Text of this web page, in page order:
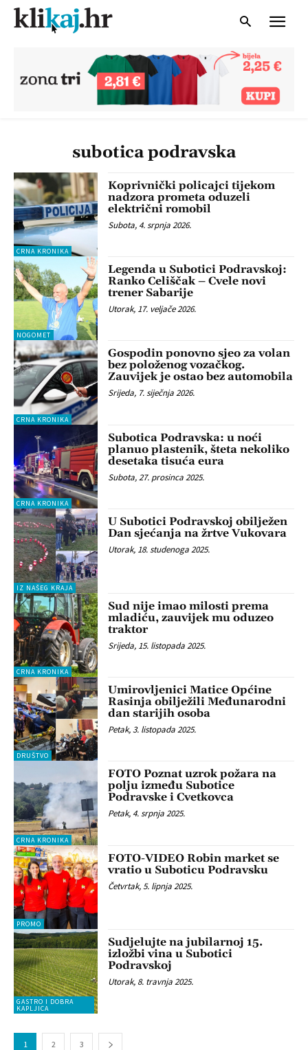
subotica podravska
CRNA KRONIKA
Koprivnički policajci tijekom
nadzora prometa oduzeli
električni romobil
Subota, 4. srpnja 2026.
NOGOMET
Legenda u Subotici Podravskoj:
Ranko Celiščak – Cvele novi
trener Sabarije
Utorak, 17. veljače 2026.
CRNA KRONIKA
Gospodin ponovno sjeo za volan
bez položenog vozačkog.
Zauvijek je ostao bez automobila
Srijeda, 7. siječnja 2026.
CRNA KRONIKA
Subotica Podravska: u noći
planuo plastenik, šteta nekoliko
desetaka tisuća eura
Subota, 27. prosinca 2025.
IZ NAŠEG KRAJA
U Subotici Podravskoj obilježen
Dan sjećanja na žrtve Vukovara
Utorak, 18. studenoga 2025.
CRNA KRONIKA
Sud nije imao milosti prema
mladiću, zauvijek mu oduzeo
traktor
Srijeda, 15. listopada 2025.
DRUŠTVO
Umirovljenici Matice Općine
Rasinja obilježili Međunarodni
dan starijih osoba
Petak, 3. listopada 2025.
CRNA KRONIKA
FOTO Poznat uzrok požara na
polju između Subotice
Podravske i Cvetkovca
Petak, 4. srpnja 2025.
PROMO
FOTO-VIDEO Robin market se
vratio u Suboticu Podravsku
Četvrtak, 5. lipnja 2025.
GASTRO I DOBRA
KAPLJICA
Sudjelujte na jubilarnoj 15.
izložbi vina u Subotici
Podravskoj
Utorak, 8. travnja 2025.
1 2 3